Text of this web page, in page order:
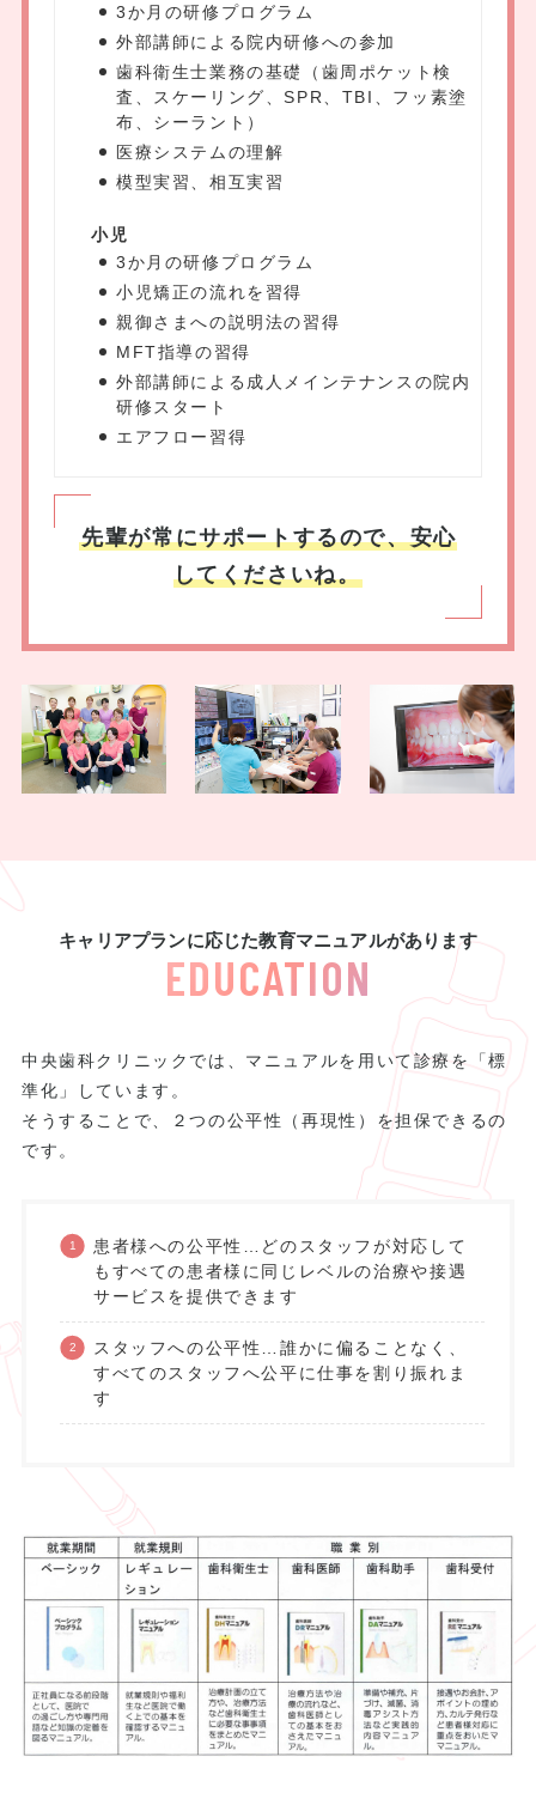
3か月の研修プログラム
外部講師による院内研修への参加
歯科衛生士業務の基礎（歯周ポケット検
査、スケーリング、SPR、TBI、フッ素塗
布、シーラント）
医療システムの理解
模型実習、相互実習
小児
3か月の研修プログラム
小児矯正の流れを習得
親御さまへの説明法の習得
MFT指導の習得
外部講師による成人メインテナンスの院内
研修スタート
エアフロー習得
先輩が常にサポートするので、安心
してくださいね。
キャリアプランに応じた教育マニュアルがあります
EDUCATION
中央歯科クリニックでは、マニュアルを用いて診療を「標
準化」しています。
そうすることで、２つの公平性（再現性）を担保できるの
です。
患者様への公平性…どのスタッフが対応して
もすべての患者様に同じレベルの治療や接遇
サービスを提供できます
スタッフへの公平性…誰かに偏ることなく、
すべてのスタッフへ公平に仕事を割り振れま
す